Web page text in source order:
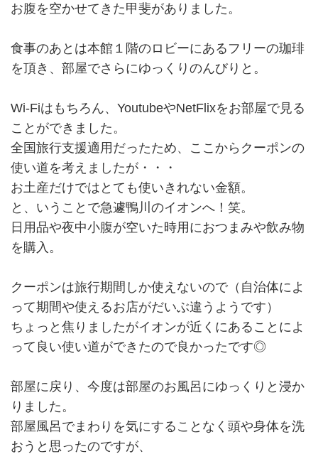
お腹を空かせてきた甲斐がありました。
食事のあとは本館１階のロビーにあるフリーの珈琲
を頂き、部屋でさらにゆっくりのんびりと。
Wi-Fiはもちろん、YoutubeやNetFlixをお部屋で見る
ことができました。
全国旅行支援適用だったため、ここからクーポンの
使い道を考えましたが・・・
お土産だけではとても使いきれない金額。
と、いうことで急遽鴨川のイオンへ！笑。
日用品や夜中小腹が空いた時用におつまみや飲み物
を購入。
クーポンは旅行期間しか使えないので（自治体によ
って期間や使えるお店がだいぶ違うようです）
ちょっと焦りましたがイオンが近くにあることによ
って良い使い道ができたので良かったです◎
部屋に戻り、今度は部屋のお風呂にゆっくりと浸か
りました。
部屋風呂でまわりを気にすることなく頭や身体を洗
おうと思ったのですが、